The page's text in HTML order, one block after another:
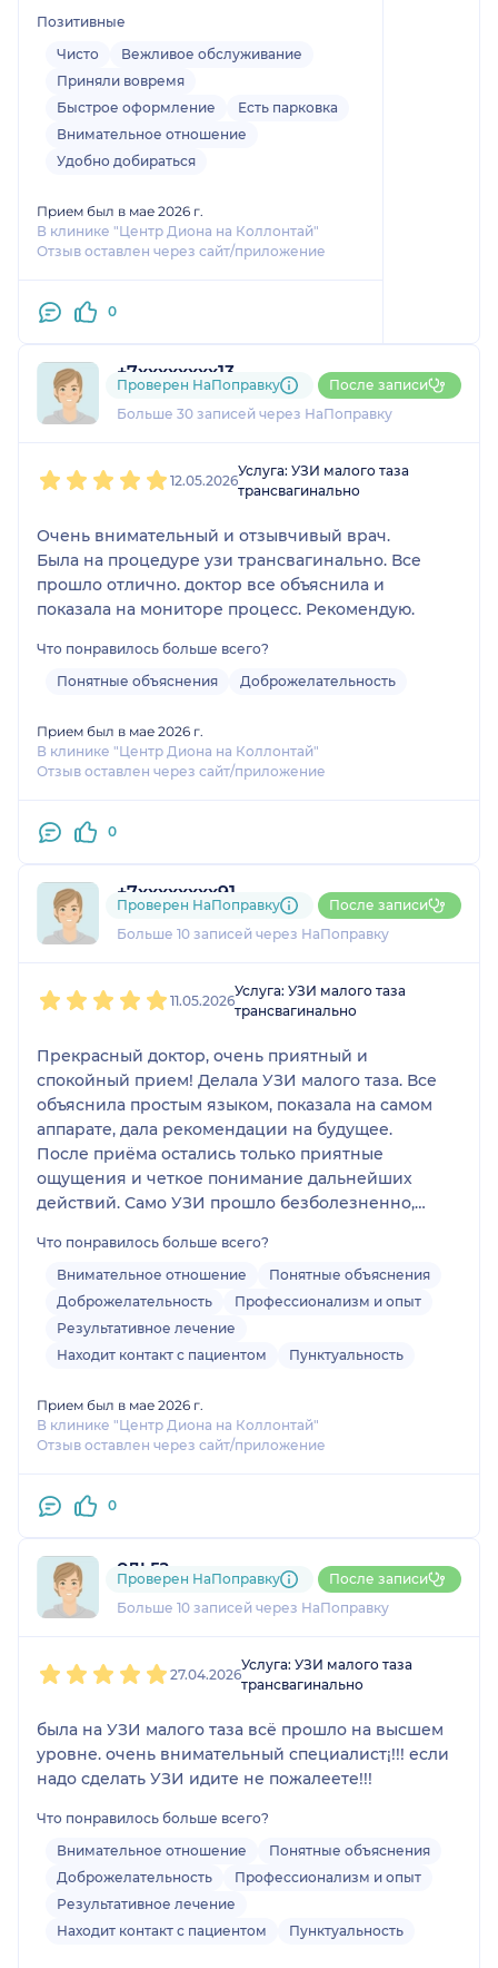
описала и рассказала мне все очень
подробно, думаю обращусь к этому
специалисту еще не раз
Позитивные
Чисто
Вежливое обслуживание
Приняли вовремя
Быстрое оформление
Есть парковка
Внимательное отношение
Удобно добираться
Прием был в мае 2026 г.
В клинике "Центр Диона на Коллонтай"
Отзыв оставлен через сайт/приложение
0
+7xxxxxxxx13
6 отзывов
Больше 30 записей через НаПоправку
Проверен НаПоправку После записи
12.05.2026
Услуга: УЗИ малого таза
трансвагинально
Очень внимательный и отзывчивый врач.
Была на процедуре узи трансвагинально. Все
прошло отлично. доктор все объяснила и
показала на мониторе процесс. Рекомендую.
Что понравилось больше всего?
Понятные объяснения
Доброжелательность
Прием был в мае 2026 г.
В клинике "Центр Диона на Коллонтай"
Отзыв оставлен через сайт/приложение
0
+7xxxxxxxx91
3 отзыва
Больше 10 записей через НаПоправку
Проверен НаПоправку После записи
11.05.2026
Услуга: УЗИ малого таза
трансвагинально
Прекрасный доктор, очень приятный и
спокойный прием! Делала УЗИ малого таза. Все
объяснила простым языком, показала на самом
аппарате, дала рекомендации на будущее.
После приёма остались только приятные
ощущения и четкое понимание дальнейших
действий. Само УЗИ прошло безболезненно,
благодарность врачу за её труд и помощь!❤️
Что понравилось больше всего?
Внимательное отношение
Понятные объяснения
Доброжелательность
Профессионализм и опыт
Результативное лечение
Находит контакт с пациентом
Пунктуальность
Прием был в мае 2026 г.
В клинике "Центр Диона на Коллонтай"
Отзыв оставлен через сайт/приложение
0
одьга
5 отзывов и1 оценка
Больше 10 записей через НаПоправку
Проверен НаПоправку После записи
27.04.2026
Услуга: УЗИ малого таза
трансвагинально
была на УЗИ малого таза всё прошло на высшем
уровне. очень внимательный специалист¡!!! если
надо сделать УЗИ идите не пожалеете!!!
Что понравилось больше всего?
Внимательное отношение
Понятные объяснения
Доброжелательность
Профессионализм и опыт
Результативное лечение
Находит контакт с пациентом
Пунктуальность